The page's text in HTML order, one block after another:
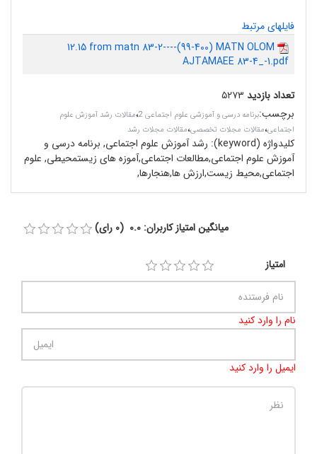
فایلهای مرتبط
12.15 from matn 83-2----(99-400) MATN OLOM
AJTAMAEE 83-4_-1.pdf
تعداد بازدید ۵۲۷۳
برچسب:برنامه درسی و آموزشی علوم اجتماعی 2 ،مقالات رشد آموزش علوم
اجتماعی،مقالات مجلات تخصصی،مقالات مجلات رشد
کلیدواژه (keyword):
رشد آموزش علوم اجتماعی, برنامه درسی و
آموزش علوم اجتماعی,مطالعات اجتماعی,آموزه های زیستمحیطی, علوم
اجتماعی,محیط زیست,ارزش ها,هنجارها,
میانگین امتیاز کاربران: 0.0 (0 رای)
امتیاز
نام را وارد کنید
ایمیل را وارد کنید